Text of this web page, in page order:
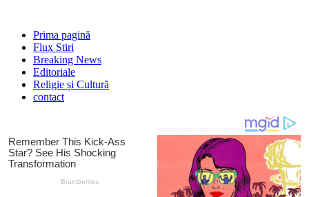
Prima pagină
Flux Stiri
Breaking News
Editoriale
Religie și Cultură
contact